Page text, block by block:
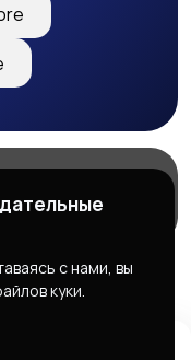
объявлений ДНР
с нами, вы
куки.